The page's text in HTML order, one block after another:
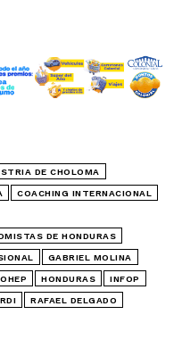
DE CHOLOMA
COACHING INTERNACIONAL
DE HONDURAS
GABRIEL MOLINA
HONDURAS INFOP
RAFAEL DELGADO